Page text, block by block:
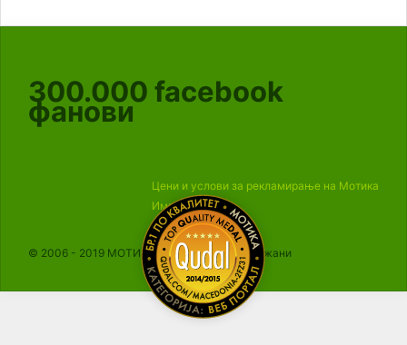
300.000 facebook
фанови
Цени и услови за рекламирање на Мотика
Импресум
© 2006 - 2019 МОТИКА, Сите права се задржани